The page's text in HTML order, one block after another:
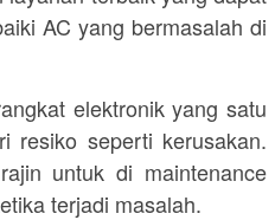
AC yang bermasalah di
elektronik yang satu
resiko seperti kerusakan.
untuk di maintenance
terjadi masalah.